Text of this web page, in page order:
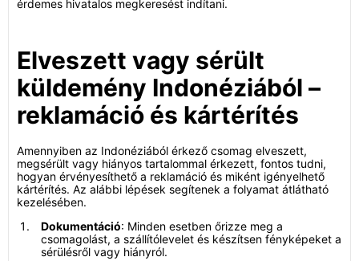
érdemes hivatalos megkeresést indítani.
Elveszett vagy sérült
küldemény Indonéziából –
reklamáció és kártérítés
Amennyiben az Indonéziából érkező csomag elveszett,
megsérült vagy hiányos tartalommal érkezett, fontos tudni,
hogyan érvényesíthető a reklamáció és miként igényelhető
kártérítés. Az alábbi lépések segítenek a folyamat átlátható
kezelésében.
Dokumentáció: Minden esetben őrizze meg a
csomagolást, a szállítólevelet és készítsen fényképeket a
sérülésről vagy hiányról.